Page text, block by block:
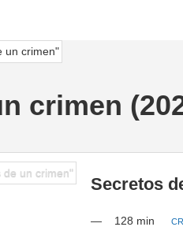
crimen
Secretos
— 128 min